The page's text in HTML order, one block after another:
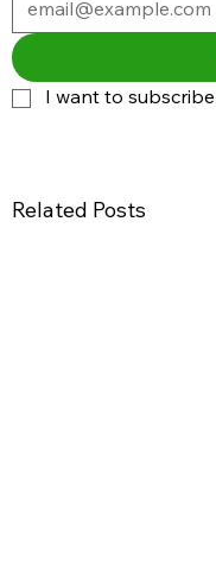
I want to
Related Posts